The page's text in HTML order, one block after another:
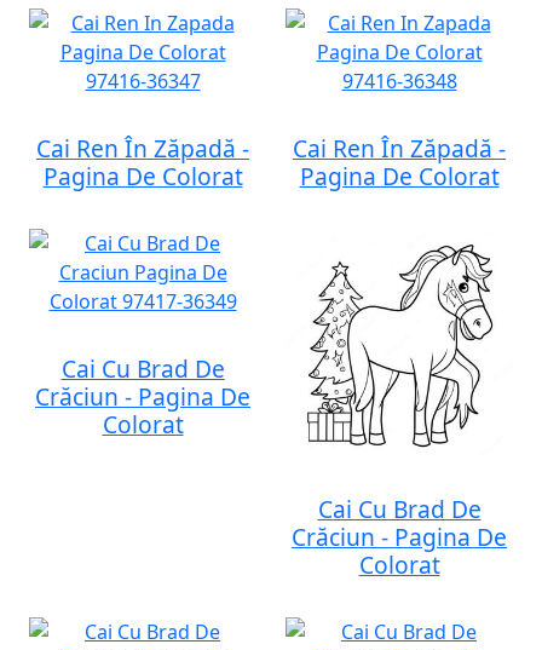
Cai Ren În Zăpadă -
Pagina De Colorat
Cai Ren În Zăpadă -
Pagina De Colorat
Cai Cu Brad De
Crăciun - Pagina De
Colorat
Cai Cu Brad De
Crăciun - Pagina De
Colorat